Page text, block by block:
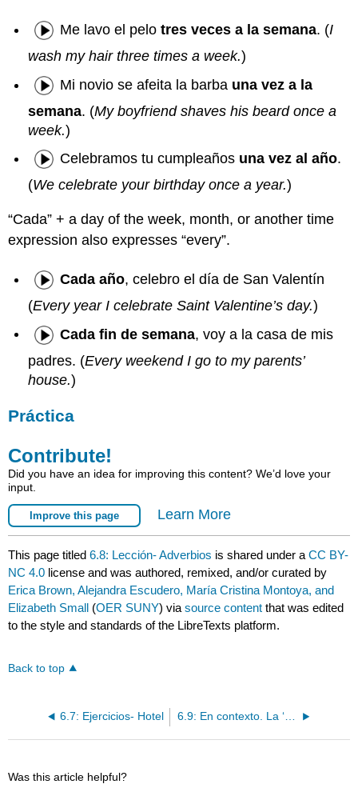
Me lavo el pelotres veces a la semana. (I
wash my hair three times a week.)
Mi novio se afeita la barba una vez a la
semana. (My boyfriend shaves his beard once a
week.)
Celebramos tu cumpleaños una vez al año.
(We celebrate yourbirthday once a year.)
“Cada” + a day of the week, month, or another time
expression also expresses “every”.
Cada año, celebro el día de San Valentín
(Every year I celebrate Saint Valentine’s day.)
Cada fin de semana, voy a la casa de mis
padres. (Every weekend I go to my parents’
house.)
Práctica
Contribute!
Did you have an idea for improving this content? We’d love your
input.
Improve this page Learn More
This page titled6.8: Lección- Adverbios is shared under aCC BY-
NC 4.0 license and was authored, remixed, and/or curated by
Erica Brown, Alejandra Escudero, María Cristina Montoya, and
Elizabeth Small (OER SUNY) viasource content that was edited
to the style and standards of the LibreTexts platform.
Back to top
6.7: Ejercicios- Hotel 6.9: En contexto. La ‘a’ personal / Pronombres del objeto directo en la tercera persona
Was this article helpful?